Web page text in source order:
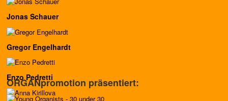
Jonas Schauer
Gregor Engelhardt
Enzo Pedretti
ORGANpromotion präsentiert: